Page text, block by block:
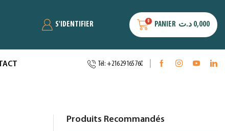
S'IDENTIFIER 0 PANIER 0,000 د.ت
Tél: +216 29 165 760
Produits Recommandés